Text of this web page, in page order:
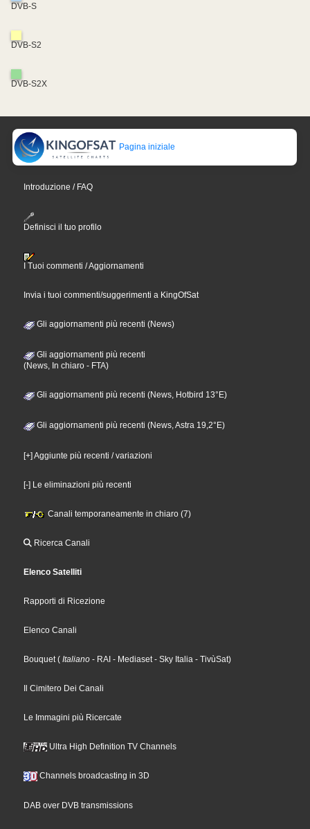
DVB-S
DVB-S2
DVB-S2X
Pagina iniziale
Introduzione / FAQ
Definisci il tuo profilo
I Tuoi commenti / Aggiornamenti
Invia i tuoi commenti/suggerimenti a KingOfSat
Gli aggiornamenti più recenti (News)
Gli aggiornamenti più recenti
(News, In chiaro - FTA)
Gli aggiornamenti più recenti (News, Hotbird 13°E)
Gli aggiornamenti più recenti (News, Astra 19,2°E)
[+] Aggiunte più recenti / variazioni
[-] Le eliminazioni più recenti
Canali temporaneamente in chiaro (7)
Ricerca Canali
Elenco Satelliti
Rapporti di Ricezione
Elenco Canali
Bouquet ( Italiano - RAI - Mediaset - Sky Italia - TivùSat)
Il Cimitero Dei Canali
Le Immagini più Ricercate
Ultra High Definition TV Channels
Channels broadcasting in 3D
DAB over DVB transmissions